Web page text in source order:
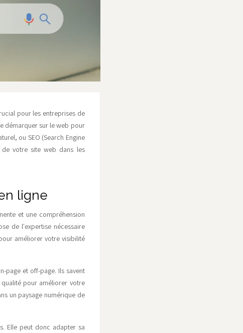
pour les entreprises de
démarquer sur le web pour
ou SEO (Search Engine
de votre site web dans les
ligne
et une compréhension
de l'expertise nécessaire
améliorer votre visibilité
page et off-page. Ils savent
pour améliorer votre
un paysage numérique de
Elle peut donc adapter sa